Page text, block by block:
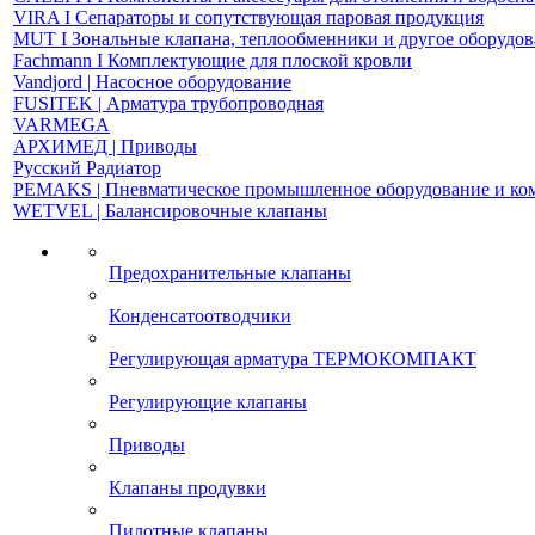
VIRA І Сепараторы и сопутствующая паровая продукция
MUT І Зональные клапана, теплообменники и другое
Fachmann І Комплектующие для плоской кровли
Vandjord | Насосное оборудование
FUSITEK | Арматура трубопроводная
VARMEGA
АРХИМЕД | Приводы
Русский Радиатор
PEMAKS | Пневматическое промышленное оборудование и
WETVEL | Балансировочные клапаны
Предохранительные клапаны
Конденсатоотводчики
Регулирующая арматура ТЕРМОКОМПАКТ
Регулирующие клапаны
Приводы
Клапаны продувки
Пилотные клапаны